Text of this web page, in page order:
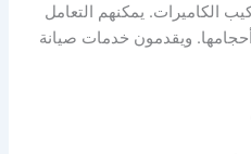
الكاميرات. يمكنهم التعامل
ويقدمون خدمات صيانة